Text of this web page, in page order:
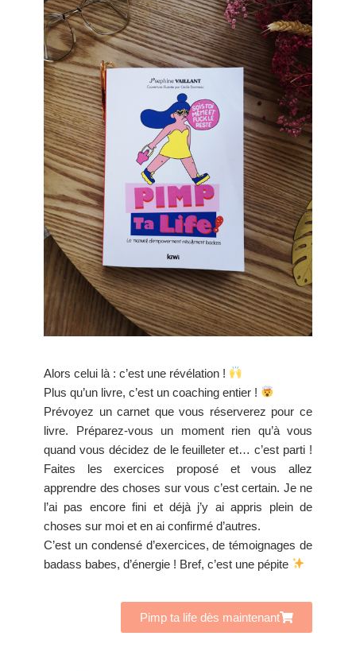
Alors celui là : c’est une révélation !
Plus qu’un livre, c’est un coaching entier !
Prévoyez un carnet que vous réserverez pour ce
livre. Préparez-vous un moment rien qu’à vous
quand vous décidez de le feuilleter et… c’est parti !
Faites les exercices proposé et vous allez
apprendre des choses sur vous c’est certain. Je ne
l’ai pas encore fini et déjà j’y ai appris plein de
choses sur moi et en ai confirmé d’autres.
C’est un condensé d’exercices, de témoignages de
badass babes, d’énergie ! Bref, c’est une pépite
Pimp ta life dès maintenant